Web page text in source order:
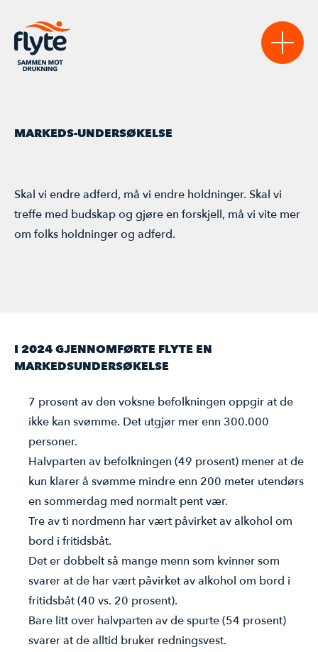
Sikre
NASJONAL VERKTØYKASSE
VANNTRYGGE BARNEHAGER
AKTUELT
STATISTIKK & RAPPORTER
Bidra
BLI MEDLEM
Møte
MARKEDS-UNDERSØKELSE
Skal vi endre adferd, må vi endre holdninger. Skal vi
treffe med budskap og gjøre en forskjell, må vi vite mer
om folks holdninger og adferd.
I 2024 GJENNOMFØRTE FLYTE EN
MARKEDSUNDERSØKELSE
7 prosent av den voksne befolkningen oppgir at de
ikke kan svømme. Det utgjør mer enn 300.000
personer.
Halvparten av befolkningen (49 prosent) mener at de
kun klarer å svømme mindre enn 200 meter utendørs
en sommerdag med normalt pent vær.
Tre av ti nordmenn har vært påvirket av alkohol om
bord i fritidsbåt.
Det er dobbelt så mange menn som kvinner som
svarer at de har vært påvirket av alkohol om bord i
fritidsbåt (40 vs. 20 prosent).
Bare litt over halvparten av de spurte (54 prosent)
svarer at de alltid bruker redningsvest.